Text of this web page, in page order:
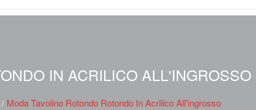
IN ACRILICO ALL'INGROSSO
/ Moda Tavolino Rotondo Rotondo In Acrilico All'ingrosso